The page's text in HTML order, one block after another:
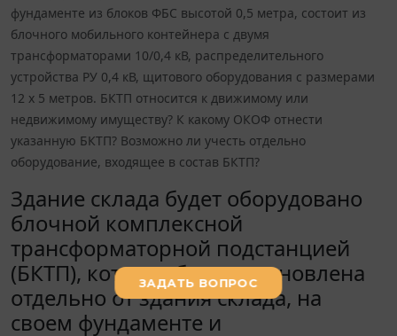
фундаменте из блоков ФБС высотой 0,5 метра, состоит из
блочного мобильного контейнера с двумя
трансформаторами 10/0,4 кВ, распределительного
устройства РУ 0,4 кВ, щитового оборудования с размерами
12 х 5 метров. БКТП относится к движимому или
недвижимому имуществу? К какому ОКОФ отнести
указанную БКТП? Возможно ли учесть отдельно
оборудование, входящее в состав БКТП?
Здание склада будет оборудовано
блочной комплексной
трансформаторной подстанцией
(БКТП), которая будет установлена
отдельно от здания склада, на
своем фундаменте и